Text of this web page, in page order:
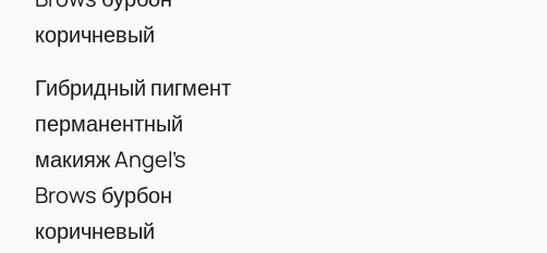
Гибридный пигмент
перманентный
макияж Angel’s
Brows бурбон
коричневый